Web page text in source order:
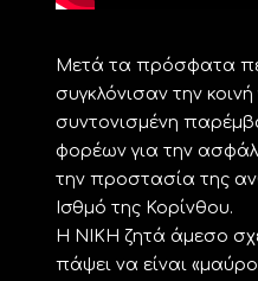
Μετά τα πρόσφατα
συγκλόνισαν την
συντονισμένη
φορέων για την
την προστασία της
Ισθμό της Κορίνθου.
Η ΝΙΚΗ ζητά άμεσο
πάψει να είναι